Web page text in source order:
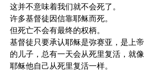
这并不意味着我们就不会死了。
许多基督徒因信靠耶稣而死。
但死亡不会有最终的权柄。
基督徒只要承认耶稣是弥赛亚，是上帝
的儿子，总有一天会从死里复活，就像
耶稣他自己从死里复活一样。